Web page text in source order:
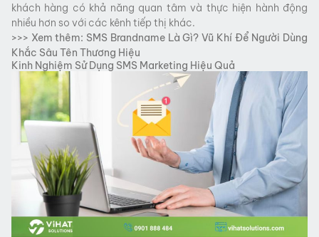
khách hàng có khả năng quan tâm và thực hiện hành động
nhiều hơn so với các kênh tiếp thị khác.
>>> Xem thêm: SMS Brandname Là Gì? Vũ Khí Để Người Dùng
Khắc Sâu Tên Thương Hiệu
Kinh Nghiệm Sử Dụng SMS Marketing Hiệu Quả